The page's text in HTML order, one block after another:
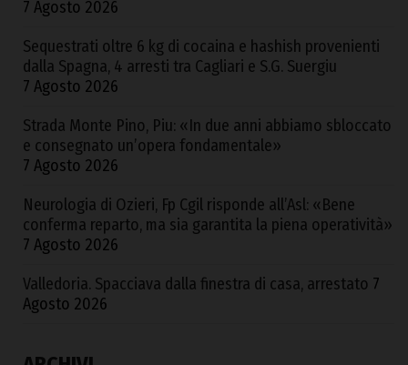
7 Agosto 2026
Sequestrati oltre 6 kg di cocaina e hashish provenienti
dalla Spagna, 4 arresti tra Cagliari e S.G. Suergiu
7 Agosto 2026
Strada Monte Pino, Piu: «In due anni abbiamo sbloccato
e consegnato un’opera fondamentale»
7 Agosto 2026
Neurologia di Ozieri, Fp Cgil risponde all’Asl: «Bene
conferma reparto, ma sia garantita la piena operatività»
7 Agosto 2026
Valledoria. Spacciava dalla finestra di casa, arrestato 7
Agosto 2026